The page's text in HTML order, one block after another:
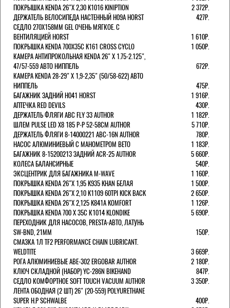
ПОКРЫШКА KENDA 26"Х 2,30 K1016 KINIPTION
2 372Р.
ДЕРЖАТЕЛЬ ВЕЛОСИПЕДА НАСТЕННЫЙ H09A HORST
427Р.
СЕДЛО 270Х158ММ GEL ОЧЕНЬ МЯГКОЕ. С
ВЕНТИЛЯЦИЕЙ HORST
1 610Р.
ПОКРЫШКА KENDA 700Х35С K161 CROSS CYCLO
1 050Р.
КАМЕРА АНТИПРОКОЛЬНАЯ KENDA 26" Х 1.75-2.125",
47/57-559 АВТО НИППЕЛЬ
672Р.
КАМЕРА KENDA 28-29" Х 1,9-2,35" (50/58-622) АВТО
НИППЕЛЬ
475Р.
БАГАЖНИК ЗАДНИЙ H041 HORST
1 916Р.
АПТЕЧКА RED DEVILS
430Р.
ДЕРЖАТЕЛЬ ФЛЯГИ АВС FLY 33 AUTHOR
1 182Р.
ШЛЕМ PULSE LED X8 185 Р-Р 52-58СМ AUTHOR
5 710Р.
ДЕРЖАТЕЛЬ ФЛЯГИ 8-14000221 ABC-16N AUTHOR
780Р.
НАСОС АЛЮМИНИЕВЫЙ С МАНОМЕТРОМ BETO
1 183Р.
БАГАЖНИК 8-15200213 ЗАДНИЙ ACR-25 AUTHOR
5 660Р.
КОЛЕСА БАЛАНСИРНЫЕ
540Р.
ЭКСЦЕНТРИК ДЛЯ БАГАЖНИКА M-WAVE
1 160Р.
ПОКРЫШКА KENDA 26"Х 1,95 K935 KHAN БЕЛАЯ
1 500Р.
ПОКРЫШКА KENDA 26"Х 2,10 K1109 60TPI KICK BACK
2 650Р.
ПОКРЫШКА KENDA 26"Х 2,125 K841A KOMFORT
1 126Р.
ПОКРЫШКА KENDA 700 Х 35С К1014 KLONDIKE
5 690Р.
ПЕРЕХОДНИК ДЛЯ НАСОСОВ, PRESTA-АВТО, ЛАТУНЬ
SW-BND, 21ММ
150Р.
СМАЗКА 1Л TF2 PERFORMANCE CHAIN LUBRICANT.
WELDTITE
3 669Р.
РОГА АЛЮМИНИЕВЫЕ ABE-302 ERGOBAR AUTHOR
2 180Р.
КЛЮЧ СКЛАДНОЙ (НАБОР) YC-286N BIKEHAND
847Р.
СЕДЛО КОМФОРТНОЕ SOFT TOUCH VACUUM AUTHOR
3 350Р.
ЛЕНТА ОБОДНАЯ (2 ШТ) 26" (20-559) POLYURETHANE
SUPER H.P SCHWALBE
400Р.